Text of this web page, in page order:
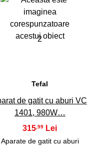
2
Tefal
de gatit cu aburi VC
1401, 980W…
315,99
Aparate de gatit cu aburi